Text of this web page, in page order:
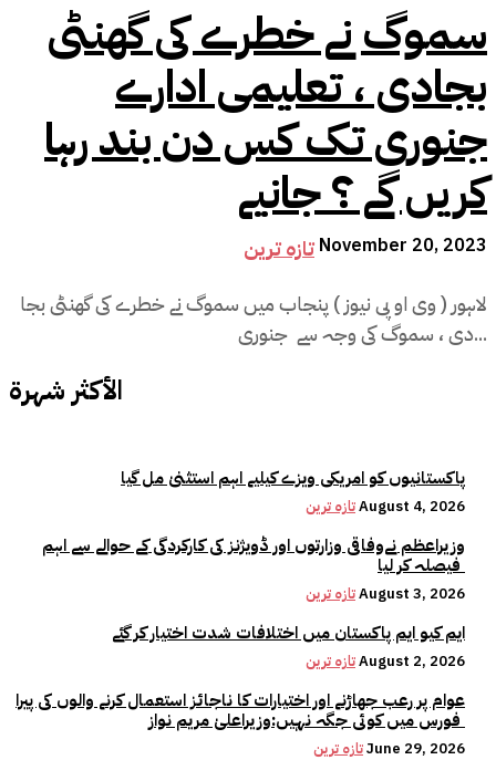
سموگ نے خطرے کی گھنٹی
بجادی ، تعلیمی ادارے
جنوری تک کس دن بند رہا
کریں گے ؟ جانیے
تازہ ترین November 20, 2023
لاہور ( وی او پی نیوز ) پنجاب میں سموگ نے خطرے کی گھنٹی بجا
دی ، سموگ کی وجہ سے جنوری...
الأكثر شهرة
پاکستانیوں کو امریکی ویزے کیلیے اہم استثنیٰ مل گیا
تازہ ترینAugust 4, 2026
وزیراعظم نےوفاقی وزارتوں اور ڈویژنز کی کارکردگی کے حوالے سے اہم
تازہ ترینAugust 3, 2026
ایم کیو ایم پاکستان میں اختلافات شدت اختیار کر گئے
تازہ ترینAugust 2, 2026
عوام پر رعب جھاڑنے اور اختیارات کا ناجائز استعمال کرنے والوں کی پیرا
تازہ ترینJune 29, 2026